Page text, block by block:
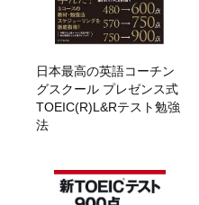
日本最高の英語コーチン
グスクール プレゼンス式
TOEIC(R)L&Rテスト勉強
法